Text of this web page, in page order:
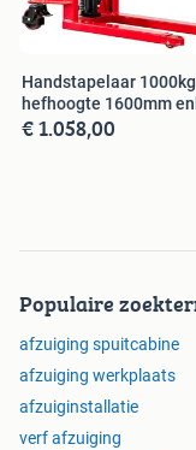
Handstapelaar 1000kg
hefhoogte 1600mm
mast MW Tools
€ 1.058,00
Populaire
afzuiging spuitcabine
afzuiging werkplaats
afzuiginstallatie
verf afzuiging